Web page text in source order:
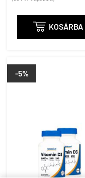
 KOSÁRBA
-5%